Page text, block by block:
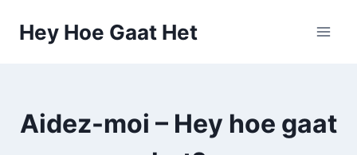
Hey Hoe Gaat Het
Aidez-moi – Hey hoe gaat